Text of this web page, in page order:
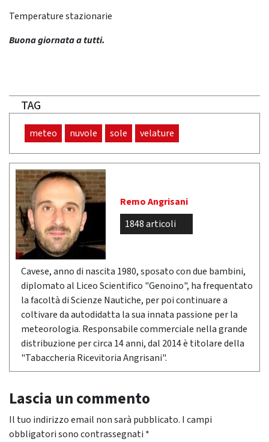
Temperature stazionarie
Buona giornata a tutti.
TAG
meteo nuvole sole velature
Remo Angrisani
1848 articoli
Cavese, anno di nascita 1980, sposato con due bambini,
diplomato al Liceo Scientifico "Genoino", ha frequentato
la facoltà di Scienze Nautiche, per poi continuare a
coltivare da autodidatta la sua innata passione per la
meteorologia. Responsabile commerciale nella grande
distribuzione per circa 14 anni, dal 2014 è titolare della
"Tabaccheria Ricevitoria Angrisani".
Lascia un commento
Il tuo indirizzo email non sarà pubblicato. I campi
obbligatori sono contrassegnati *